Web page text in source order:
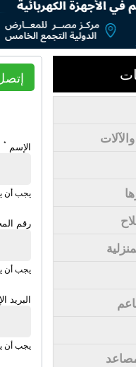
الإسم *
يجب أن
رقم
يجب أن
البريد
يجب أن